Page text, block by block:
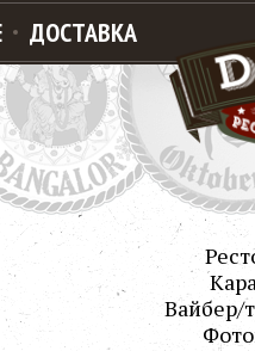
ДОСТАВКА
Вайбер/